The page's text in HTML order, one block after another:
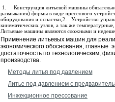
1.
Конструкция литьевой машины
размыкания) формы в виде прессового
оборудования и оснастки;2.
Устройство
кинематических узлов, а так же
Литьевые машины являются сложными и
Применение литьевых машин для
экономического обоснования, главные
достаточность по технологическим,
производства.
Методы литья под давлением
Литье под давлением с
Инжекционное прессование